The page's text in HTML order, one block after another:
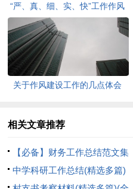
“严、真、细、实、快”工作作风
建设心得体会(全文共1980字)
关于作风建设工作的几点体会
相关文章推荐
【必备】财务工作总结范文集
合九篇(全文共17588字)
中学科研工作总结(精选多篇)